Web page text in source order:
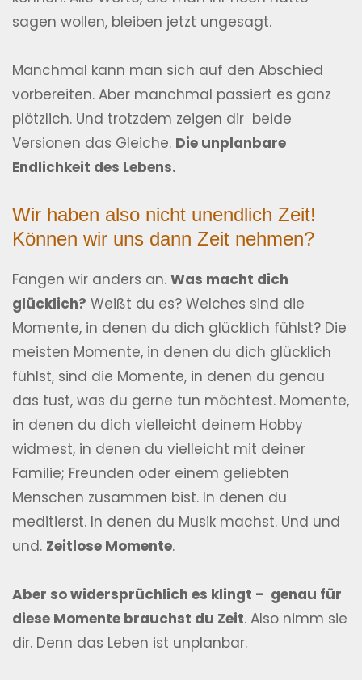
sagen wollen, bleiben jetzt ungesagt.
Manchmal kann man sich auf den Abschied
vorbereiten. Aber manchmal passiert es ganz
plötzlich. Und trotzdem zeigen dir beide
Versionen das Gleiche. Die unplanbare
Endlichkeit des Lebens.
Wir haben also nicht unendlich Zeit!
Können wir uns dann Zeit nehmen?
Fangen wir anders an. Was macht dich
glücklich? Weißt du es? Welches sind die
Momente, in denen du dich glücklich fühlst? Die
meisten Momente, in denen du dich glücklich
fühlst, sind die Momente, in denen du genau
das tust, was du gerne tun möchtest. Momente,
in denen du dich vielleicht deinem Hobby
widmest, in denen du vielleicht mit deiner
Familie; Freunden oder einem geliebten
Menschen zusammen bist. In denen du
meditierst. In denen du Musik machst. Und und
und. Zeitlose Momente.
Aber so widersprüchlich es klingt – genau für
diese Momente brauchst du Zeit. Also nimm sie
dir. Denn das Leben ist unplanbar.